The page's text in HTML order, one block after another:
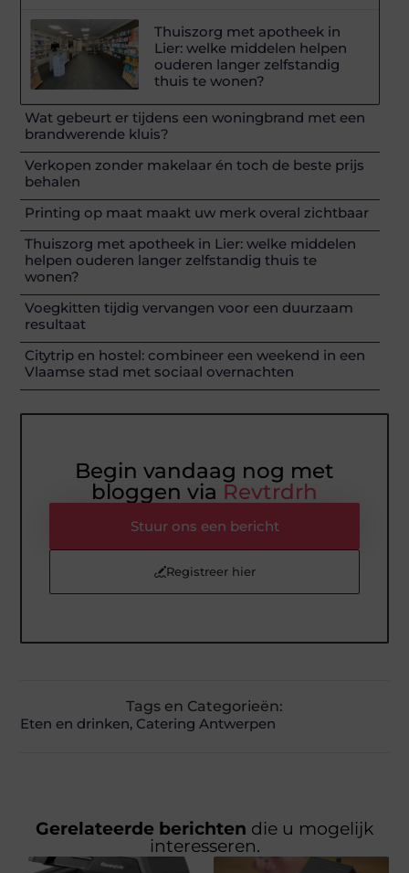
Thuiszorg met apotheek in
Lier: welke middelen helpen
ouderen langer zelfstandig
thuis te wonen?
Wat gebeurt er tijdens een woningbrand met een
brandwerende kluis?
Verkopen zonder makelaar én toch de beste prijs
behalen
Printing op maat maakt uw merk overal zichtbaar
Thuiszorg met apotheek in Lier: welke middelen
helpen ouderen langer zelfstandig thuis te
wonen?
Voegkitten tijdig vervangen voor een duurzaam
resultaat
Citytrip en hostel: combineer een weekend in een
Vlaamse stad met sociaal overnachten
Begin vandaag nog met
bloggen via Revtrdrh
Stuur ons een bericht
Registreer hier
Tags en Categorieën:
Eten en drinken, Catering Antwerpen
Gerelateerde berichten die u mogelijk
interesseren.